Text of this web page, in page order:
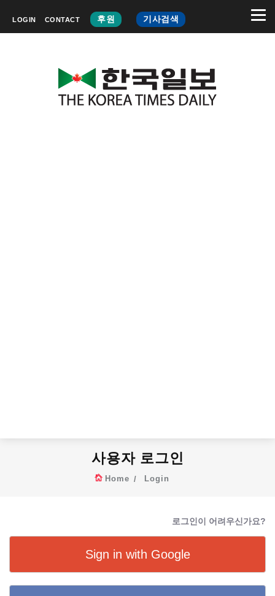
LOGIN CONTACT 후원 기사검색
사용자 로그인
Home Login
로그인이 어려우신가요?
Sign in with Google